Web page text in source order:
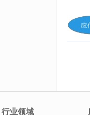
行业领域